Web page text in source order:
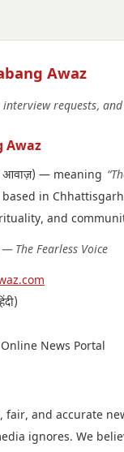
Awaz
requests, and
Awaz
आवाज़) — meaning
in
and
The Fearless Voice
News Portal
fair, and accurate
ignores. We